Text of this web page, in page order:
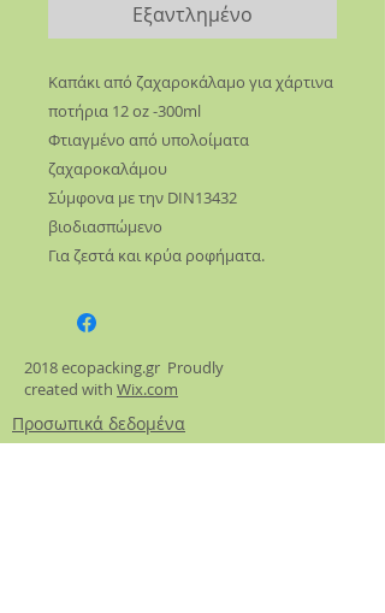
Εξαντλημένο
Καπάκι από ζαχαροκάλαμο για χάρτινα
ποτήρια 12 oz -300ml
Φτιαγμένο από υπολοίματα
ζαχαροκαλάμου
Σύμφονα με την DIN13432
βιοδιασπώμενο
Για ζεστά και κρύα ροφήματα.
2018 ecopacking.gr Proudly
created with Wix.com
Προσωπικά δεδομένα